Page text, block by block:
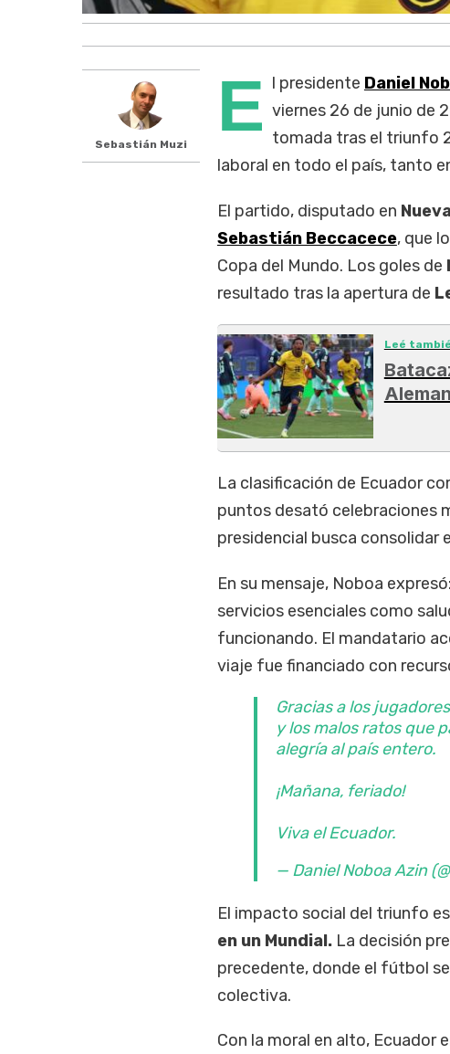
Sebastián Muzi E l presidente Daniel
viernes 26 de junio de
tomada tras el triunfo
laboral en todo el país, tanto
El partido, disputado en
Sebastián Beccacece, que
Copa del Mundo. Los goles de
resultado tras la apertura de
Leé
La clasificación de Ecuador
puntos desató celebraciones
presidencial busca consolidar
En su mensaje, Noboa
servicios esenciales como
funcionando. El mandatario
viaje fue financiado con
Gracias a los
y los malos ratos que
alegría al país entero.
¡Mañana, feriado!
Viva el Ecuador.
— Daniel Noboa Azin
El impacto social del triunfo
en un Mundial.La decisión
precedente, donde el fútbol
colectiva.
Con la moral en alto, Ecuador